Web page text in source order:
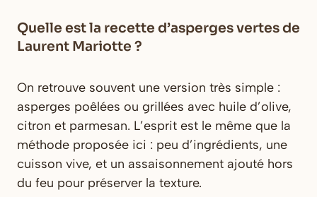
Quelle est la recette d’asperges vertes de
Laurent Mariotte ?
On retrouve souvent une version très simple :
asperges poêlées ou grillées avec huile d’olive,
citron et parmesan. L’esprit est le même que la
méthode proposée ici : peu d’ingrédients, une
cuisson vive, et un assaisonnement ajouté hors
du feu pour préserver la texture.